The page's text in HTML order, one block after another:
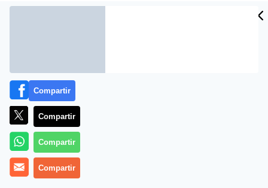
Compartir
Compartir
Compartir
Compartir